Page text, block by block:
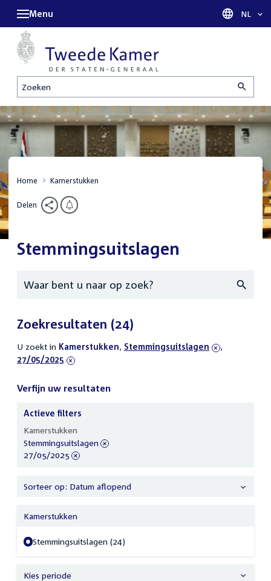
Zoeken
Menu Taal
NL
Home Kamerstukken
Delen
Stemmingsuitslagen
Zoeken
Zoekresultaten (24)
U zoekt in actieve
filters
Kamerstukken, verwijder
Stemmingsuitslagen ,
27/05/2025
Verfijn uw resultaten
uw
resultaten
Actieve filters
Kamerstukken
verwijder
filter
Stemmingsuitslagen
verwijder
27/05/2025
Sorteer op: Datum aflopend
Kamerstukken
Stemmingsuitslagen (24)
Kies periode